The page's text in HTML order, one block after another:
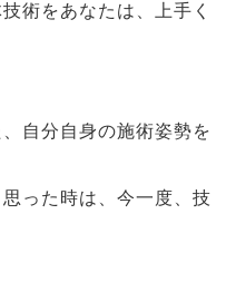
術をあなたは、上手く
自分自身の施術姿勢を
った時は、今一度、技